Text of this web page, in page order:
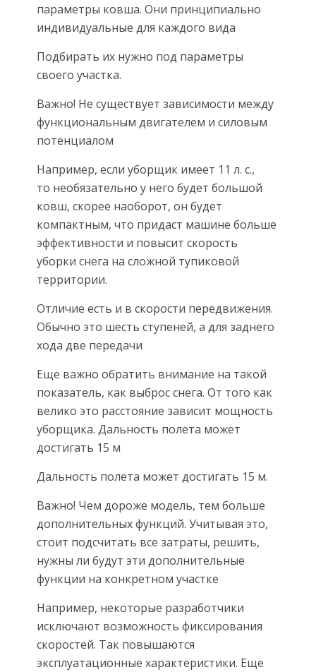
параметры ковша. Они принципиально
индивидуальные для каждого вида
Подбирать их нужно под параметры
своего участка.
Важно! Не существует зависимости между
функциональным двигателем и силовым
потенциалом
Например, если уборщик имеет 11 л. с.,
то необязательно у него будет большой
ковш, скорее наоборот, он будет
компактным, что придаст машине больше
эффективности и повысит скорость
уборки снега на сложной тупиковой
территории.
Отличие есть и в скорости передвижения.
Обычно это шесть ступеней, а для заднего
хода две передачи
Еще важно обратить внимание на такой
показатель, как выброс снега. От того как
велико это расстояние зависит мощность
уборщика. Дальность полета может
достигать 15 м
Дальность полета может достигать 15 м.
Важно! Чем дороже модель, тем больше
дополнительных функций. Учитывая это,
стоит подсчитать все затраты, решить,
нужны ли будут эти дополнительные
функции на конкретном участке
Например, некоторые разработчики
исключают возможность фиксирования
скоростей. Так повышаются
эксплуатационные характеристики. Еще